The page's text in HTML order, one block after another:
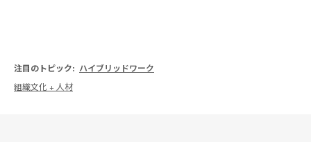
注目のトピック: ハイブリッドワーク
組織文化 + 人材